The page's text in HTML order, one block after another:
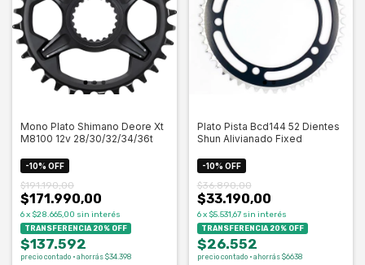
Mono Plato Shimano Deore Xt
M8100 12v 28/30/32/34/36t
-10% OFF
$171.990,00
$191.190,00
6x $28.665,00 sin interés
TRANSFERENCIA 20% OFF
$137.592
precio contado · ahorrás $34.398
Plato Pista Bcd144 52 Dientes
Shun Alivianado Fixed
-10% OFF
$33.190,00
$36.890,00
6 x $5.531,67 sin interés
TRANSFERENCIA 20% OFF
$26.552
precio contado · ahorrás $6638